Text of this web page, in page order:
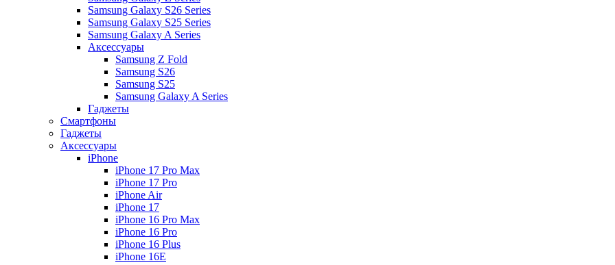
Samsung Galaxy S26 Series
Samsung Galaxy S25 Series
Samsung Galaxy A Series
Аксессуары
Samsung Z Fold
Samsung S26
Samsung S25
Samsung Galaxy A Series
Гаджеты
Смартфоны
Гаджеты
Аксессуары
iPhone
iPhone 17 Pro Max
iPhone 17 Pro
iPhone Air
iPhone 17
iPhone 16 Pro Max
iPhone 16 Pro
iPhone 16 Plus
iPhone 16E